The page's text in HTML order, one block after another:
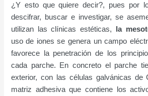
¿Y esto que quiere decir?, pues por
descifrar, buscar e investigar, se
utilizan las clínicas estéticas,
la
uso de iones se genera un campo
favorece la penetración de los
cada parche. En concreto el parche
exterior, con las células galvánicas
matriz adhesiva que contiene los